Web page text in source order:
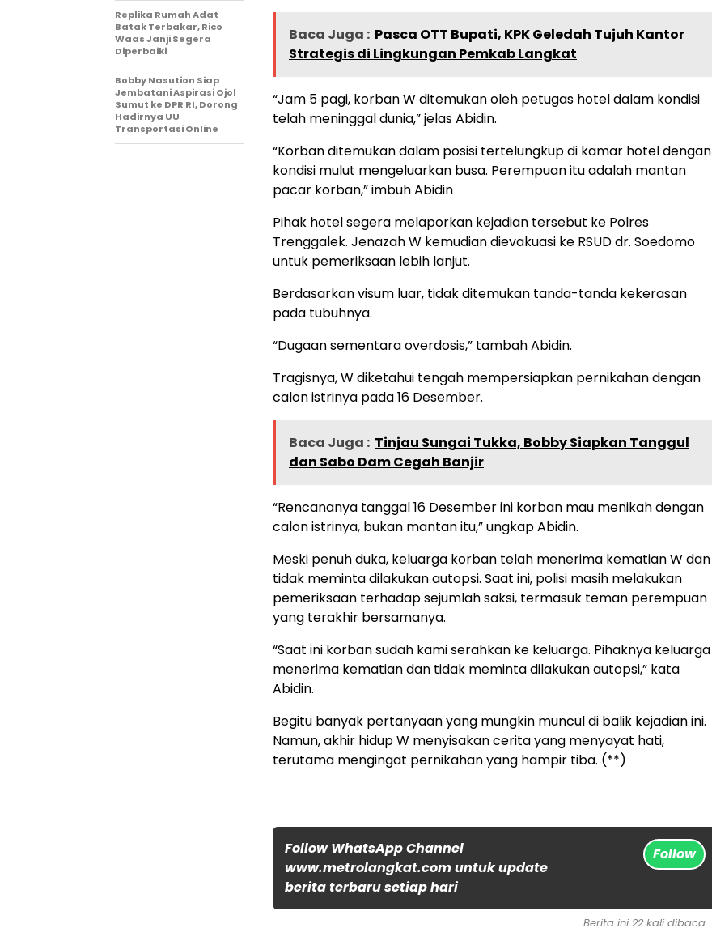
Baca Juga : Pasca OTT Bupati, KPK Geledah Tujuh Kantor
Strategis di Lingkungan Pemkab Langkat
“Jam 5 pagi, korban W ditemukan oleh petugas hotel dalam kondisi
telah meninggal dunia,” jelas Abidin.
“Korban ditemukan dalam posisi tertelungkup di kamar hotel dengan
kondisi mulut mengeluarkan busa. Perempuan itu adalah mantan
pacar korban,” imbuh Abidin
Pihak hotel segera melaporkan kejadian tersebut ke Polres
Trenggalek. Jenazah W kemudian dievakuasi ke RSUD dr. Soedomo
untuk pemeriksaan lebih lanjut.
Berdasarkan visum luar, tidak ditemukan tanda-tanda kekerasan
pada tubuhnya.
“Dugaan sementara overdosis,” tambah Abidin.
Tragisnya, W diketahui tengah mempersiapkan pernikahan dengan
calon istrinya pada 16 Desember.
Baca Juga : Tinjau Sungai Tukka, Bobby Siapkan Tanggul
dan Sabo Dam Cegah Banjir
“Rencananya tanggal 16 Desember ini korban mau menikah dengan
calon istrinya, bukan mantan itu,” ungkap Abidin.
Meski penuh duka, keluarga korban telah menerima kematian W dan
tidak meminta dilakukan autopsi. Saat ini, polisi masih melakukan
pemeriksaan terhadap sejumlah saksi, termasuk teman perempuan
yang terakhir bersamanya.
“Saat ini korban sudah kami serahkan ke keluarga. Pihaknya keluarga
menerima kematian dan tidak meminta dilakukan autopsi,” kata
Abidin.
Begitu banyak pertanyaan yang mungkin muncul di balik kejadian ini.
Namun, akhir hidup W menyisakan cerita yang menyayat hati,
terutama mengingat pernikahan yang hampir tiba. (**)
Follow WhatsApp Channel
www.metrolangkat.com untuk update
berita terbaru setiap hari
Follow
Replika Rumah Adat
Batak Terbakar, Rico
Waas Janji Segera
Diperbaiki
Bobby Nasution Siap
Jembatani Aspirasi Ojol
Sumut ke DPR RI, Dorong
Hadirnya UU
Transportasi Online
Berita ini 22 kali dibaca